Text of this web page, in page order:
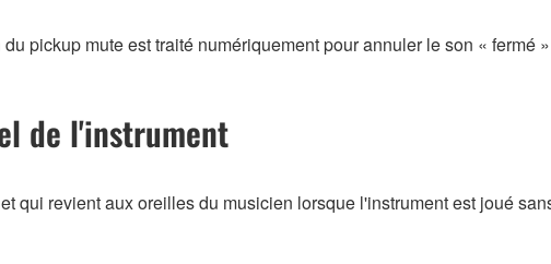
pickup mute est traité numériquement pour annuler le son « fermé
de l'instrument
qui revient aux oreilles du musicien lorsque l'instrument est joué